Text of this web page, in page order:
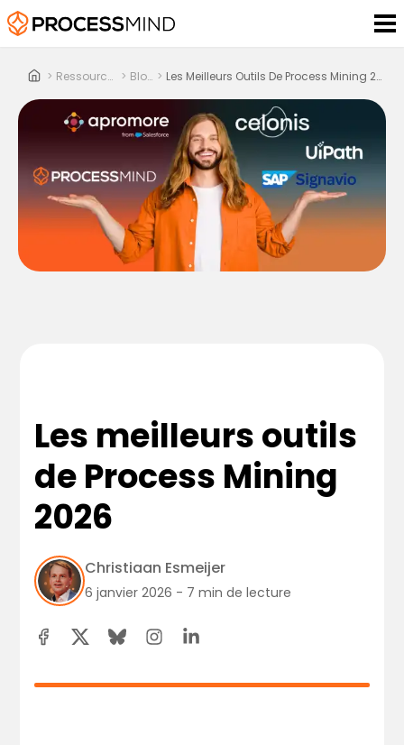
> Ressources > Blog > Les Meilleurs Outils De Process Mining 2026
Les meilleurs outils
de Process Mining
2026
Christiaan Esmeijer
6 janvier 2026 - 7 min de lecture